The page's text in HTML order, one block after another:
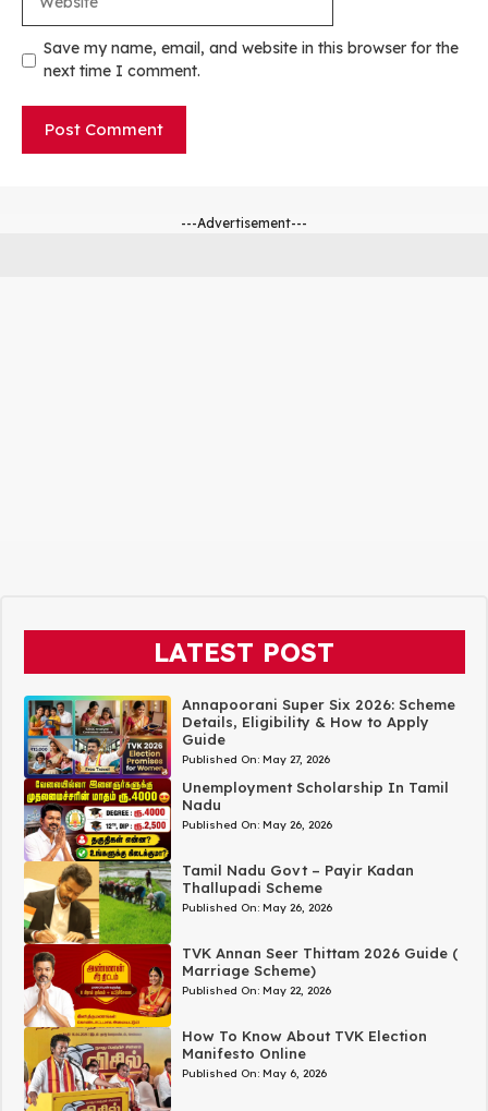
Save my name, email, and website in this browser for the
next time I comment.
---Advertisement---
LATEST POST
Annapoorani Super Six 2026: Scheme
Details, Eligibility & How to Apply
Guide
Published On: May 27, 2026
Unemployment Scholarship In Tamil
Nadu
Published On: May 26, 2026
Tamil Nadu Govt – Payir Kadan
Thallupadi Scheme
Published On: May 26, 2026
TVK Annan Seer Thittam 2026 Guide (
Marriage Scheme)
Published On: May 22, 2026
How To Know About TVK Election
Manifesto Online
Published On: May 6, 2026